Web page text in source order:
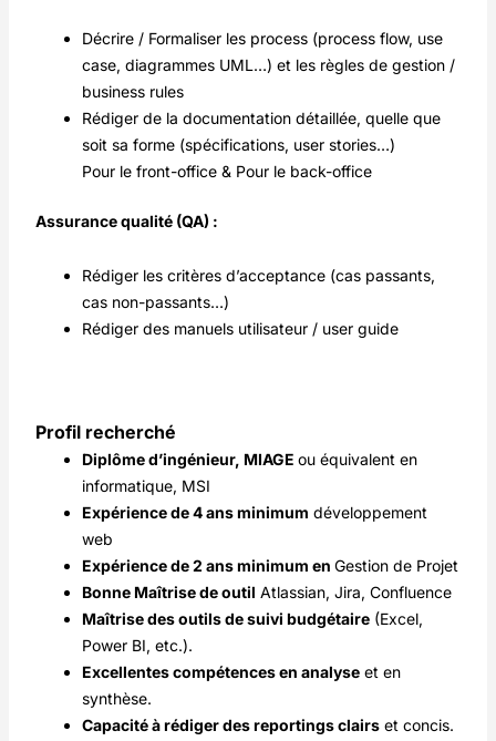
Décrire / Formaliser les process (process flow, use
case, diagrammes UML…) et les règles de gestion /
business rules
Rédiger de la documentation détaillée, quelle que
soit sa forme (spécifications, user stories…)
Pour le front-office & Pour le back-office
Assurance qualité (QA) :
Rédiger les critères d’acceptance (cas passants,
cas non-passants…)
Rédiger des manuels utilisateur / user guide
Profil recherché
Diplôme d’ingénieur, MIAGEou équivalent en
informatique, MSI
Expérience de 4 ans minimum développement
web
Expérience de 2 ans minimum enGestion de Projet
Bonne Maîtrise de outil Atlassian, Jira, Confluence
Maîtrise des outils de suivi budgétaire (Excel,
Power BI, etc.).
Excellentes compétences en analyse et en
synthèse.
Capacité à rédiger des reportings clairs et concis.